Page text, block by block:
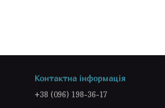
Контактна інформація
+38 (096) 198-36-17